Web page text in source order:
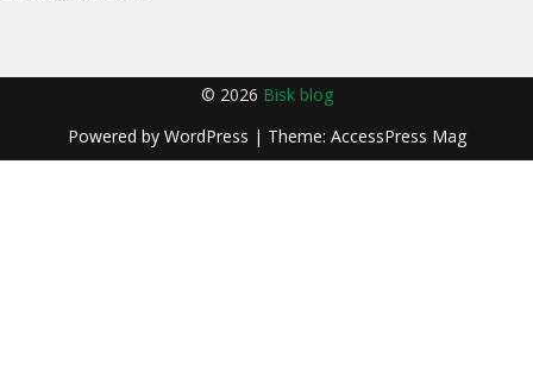
© 2026 Bisk blog
Powered by WordPress | Theme: AccessPress Mag